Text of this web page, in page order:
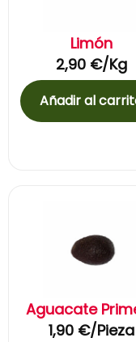
Limón
2,90 €/Kg
Añadir al
Aguacate
1,90 €/Pieza